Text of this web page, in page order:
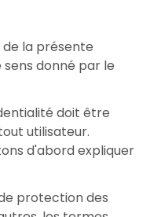
de la présente
donné par le
doit être
utilisateur.
d'abord expliquer
protection des